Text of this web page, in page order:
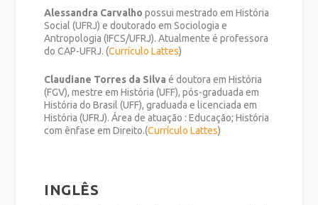
Alessandra Carvalho possui mestrado em História
Social (UFRJ) e doutorado em Sociologia e
Antropologia (IFCS/UFRJ). Atualmente é professora
do CAP-UFRJ. (Currículo Lattes)
Claudiane Torres da Silva é doutora em História
(FGV), mestre em História (UFF), pós-graduada em
História do Brasil (UFF), graduada e licenciada em
História (UFRJ). Área de atuação : Educação; História
com ênfase em Direito.(Currículo Lattes)
INGLÊS